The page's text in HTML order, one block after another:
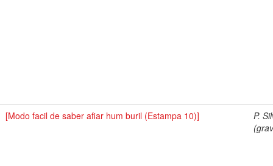
[Modo facil de saber afiar hum buril (Estampa 10)]
P.